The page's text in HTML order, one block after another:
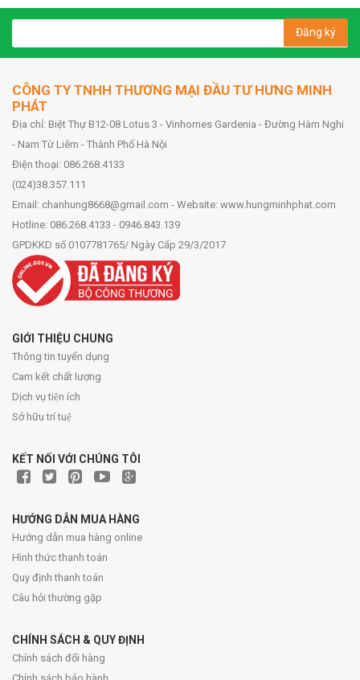
Đăng ký
CÔNG TY TNHH THƯƠNG MẠI ĐẦU TƯ HƯNG MINH
PHÁT
Địa chỉ: Biệt Thự B12-08 Lotus 3 - Vinhomes Gardenia - Đường Hàm Nghi
- Nam Từ Liêm - Thành Phố Hà Nội
Điện thoại: 086.268.4133
(024)38.357.111
Email: chanhung8668@gmail.com - Website: www.hungminhphat.com
Hotline: 086.268.4133 - 0946.843.139
GPDKKD số 0107781765/ Ngày Cấp 29/3/2017
GIỚI THIỆU CHUNG
Thông tin tuyển dụng
Cam kết chất lượng
Dịch vụ tiện ích
Sở hữu trí tuệ
KẾT NỐI VỚI CHÚNG TÔI
HƯỚNG DẪN MUA HÀNG
Hướng dẫn mua hàng online
Hình thức thanh toán
Quy định thanh toán
Câu hỏi thường gặp
CHÍNH SÁCH & QUY ĐỊNH
Chính sách đổi hàng